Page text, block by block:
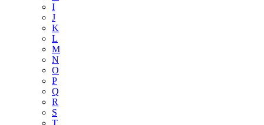
I
J
K
L
M
N
O
P
Q
R
S
T